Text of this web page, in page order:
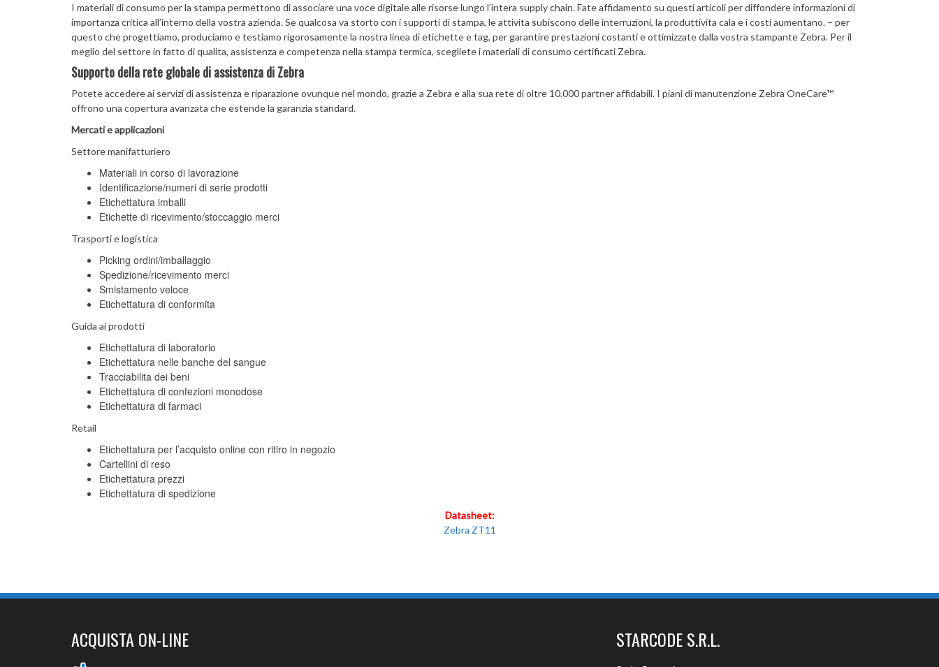
I materiali di consumo per la stampa permettono di associare una voce digitale alle risorse lungo l’intera supply chain. Fate affidamento su questi articoli per diffondere informazioni di
importanza critica all’interno della vostra azienda. Se qualcosa va storto con i supporti di stampa, le attivita subiscono delle interruzioni, la produttivita cala e i costi aumentano. – per
questo che progettiamo, produciamo e testiamo rigorosamente la nostra linea di etichette e tag, per garantire prestazioni costanti e ottimizzate dalla vostra stampante Zebra. Per il
meglio del settore in fatto di qualita, assistenza e competenza nella stampa termica, scegliete i materiali di consumo certificati Zebra.
Supporto della rete globale di assistenza di Zebra
Potete accedere ai servizi di assistenza e riparazione ovunque nel mondo, grazie a Zebra e alla sua rete di oltre 10.000 partner affidabili. I piani di manutenzione Zebra OneCare™
offrono una copertura avanzata che estende la garanzia standard.
Mercati e applicazioni
Settore manifatturiero
Materiali in corso di lavorazione
Identificazione/numeri di serie prodotti
Etichettatura imballi
Etichette di ricevimento/stoccaggio merci
Trasporti e logistica
Picking ordini/imballaggio
Spedizione/ricevimento merci
Smistamento veloce
Etichettatura di conformita
Guida ai prodotti
Etichettatura di laboratorio
Etichettatura nelle banche del sangue
Tracciabilita dei beni
Etichettatura di confezioni monodose
Etichettatura di farmaci
Retail
Etichettatura per l’acquisto online con ritiro in negozio
Cartellini di reso
Etichettatura prezzi
Etichettatura di spedizione
Datasheet:
Zebra ZT11
ACQUISTA ON-LINE STARCODE S.R.L.